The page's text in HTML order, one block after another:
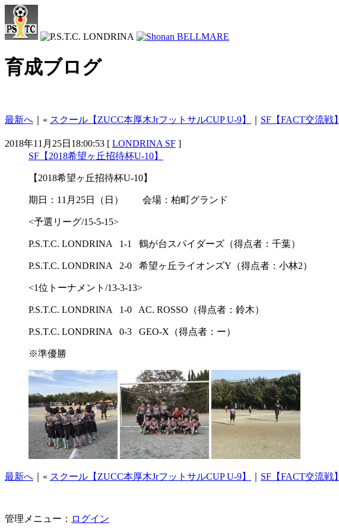
育成ブログ
最新へ ｜« スクール【ZUCC本厚木JrフットサルCUP U-9】 SF【FACT交流戦】
2018年11月25日18:00:53 [ LONDRINA SF ]
SF【2018希望ヶ丘招待杯U-10】
【2018希望ヶ丘招待杯U-10】
期日：11月25日（日） 会場：柏町グランド
<予選リーグ/15-5-15>
P.S.T.C. LONDRINA 1-1 鶴が台スパイダーズ（得点者：千葉）
P.S.T.C. LONDRINA 2-0 希望ヶ丘ライオンズY（得点者：小林2）
<1位トーナメント/13-3-13>
P.S.T.C. LONDRINA 1-0 AC. ROSSO（得点者：鈴木）
P.S.T.C. LONDRINA 0-3 GEO-X（得点者：ー）
※準優勝
最新へ ｜« スクール【ZUCC本厚木JrフットサルCUP U-9】 SF【FACT交流戦】
管理メニュー： ログイン